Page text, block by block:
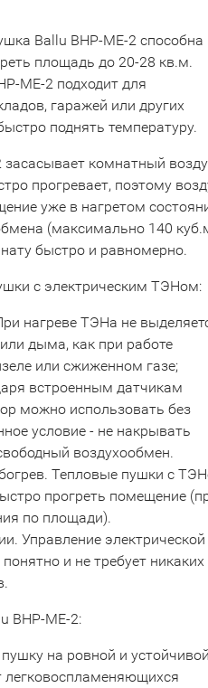
Ballu BHP-ME-2 способна
площадь до 20-28 кв.м.
ME-2 подходит для
гаражей или других
поднять температуру.
засасывает комнатный
прогревает, поэтому
уже в нагретом
(максимально 140
быстро и равномерно.
с электрическим ТЭНом:
нагреве ТЭНа не
дыма, как при работе
или сжиженном газе;
встроенным датчикам
можно использовать без
условие - не накрывать
воздухообмен.
Тепловые пушки с
прогреть помещение
по площади).
Управление электрической
и не требует никаких
BHP-ME-2:
на ровной и
легковоспламеняющихся